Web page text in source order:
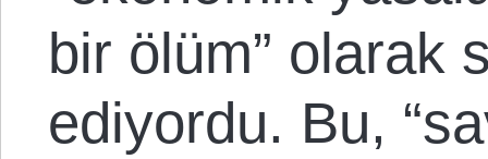
bir ölüm” olarak
ediyordu. Bu,